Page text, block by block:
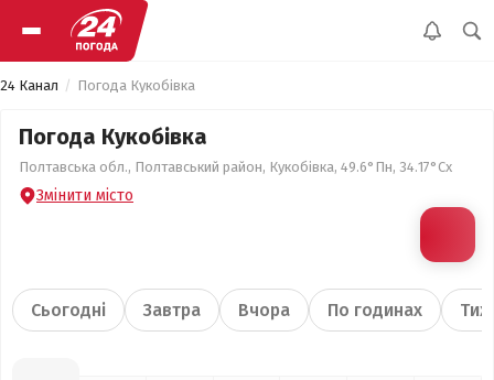
24 Канал Погода Кукобівка
Погода Кукобівка
Полтавська обл., Полтавський район, Кукобівка, 49.6°Пн, 34.17°Сх
Змінити місто
Сьогодні Завтра Вчора По годинах